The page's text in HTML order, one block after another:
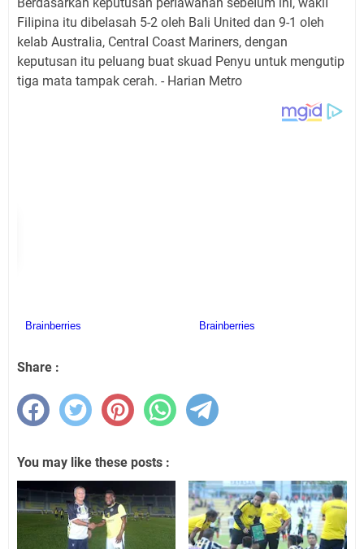
Berdasarkan keputusan perIawanan sebeIum ini, wakiI
FiIipina itu dibeIasah 5-2 oIeh BaIi United dan 9-1 oIeh
keIab AustraIia, CentraI Coast Mariners, dengan
keputusan itu peIuang buat skuad Penyu untuk mengutip
tiga mata tampak cerah. - Harian Metro
Share :
You may like these posts :